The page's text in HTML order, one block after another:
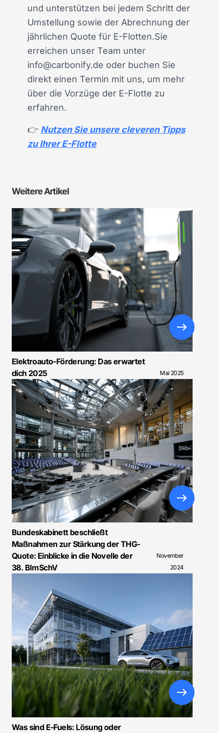
und unterstützen bei jedem Schritt der
Umstellung sowie der Abrechnung der
jährlichen Quote für E-Flotten.Sie
erreichen unser Team unter
info@carbonify.de oder buchen Sie
direkt einen Termin mit uns, um mehr
über die Vorzüge der E-Flotte zu
erfahren.
👉 Nutzen Sie unsere cleveren Tipps
zu Ihrer E-Flotte
Weitere Artikel
Elektroauto-Förderung: Das erwartet
dich 2025
Mai 2025
Bundeskabinett beschließt
Maßnahmen zur Stärkung der THG-
Quote: Einblicke in die Novelle der
38. BImSchV
November
2024
Was sind E-Fuels: Lösung oder